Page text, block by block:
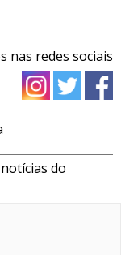
nas redes sociais
do